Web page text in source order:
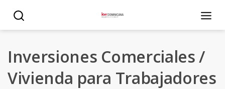
Inversiones Comerciales /
Vivienda para Trabajadores